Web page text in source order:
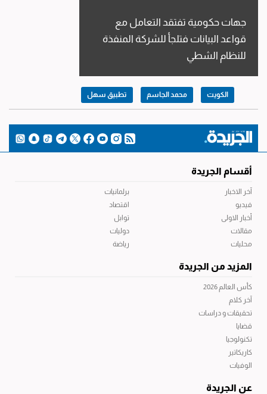
جهات حكومية تفتقد التعامل مع
قواعد البيانات فتلجأ للشركة المنفذة
للنظام الشطي
الكويت محمد الجاسم تطبيق سهل
أقسام الجريدة
آخر الاخبار
فيديو
أخبار الاولى
مقالات
محليات
برلمانيات
اقتصاد
توابل
دوليات
رياضة
المزيد من الجريدة
كأس العالم 2026
آخر كلام
تحقيقات و دراسات
قضايا
تكنولوجيا
كاريكاتير
الوفيات
عن الجريدة